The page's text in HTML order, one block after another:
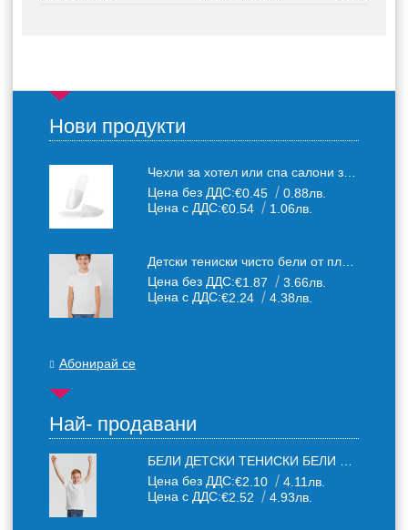
Нови продукти
Цена без ДДС:€0.45
0.88лв.
Цена с ДДС:€0.54 1.06лв.
Цена без ДДС:€1.87
3.66лв.
Цена с ДДС:€2.24 4.38лв.
Абонирай се
Най- продавани
Цена без ДДС:€2.10
4.11лв.
Цена с ДДС:€2.52 4.93лв.